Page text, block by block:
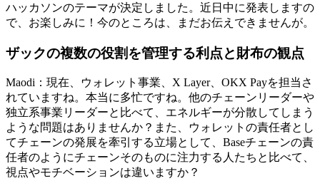
ハッカソンのテーマが決定しました。近日中に発表しますの
で、お楽しみに！今のところは、まだお伝えできませんが。
ザックの複数の役割を管理する利点と財布の観点
Maodi：現在、ウォレット事業、X Layer、OKX Payを担当さ
れていますね。本当に多忙ですね。他のチェーンリーダーや
独立系事業リーダーと比べて、エネルギーが分散してしまう
ような問題はありませんか？また、ウォレットの責任者とし
てチェーンの発展を牽引する立場として、Baseチェーンの責
任者のようにチェーンそのものに注力する人たちと比べて、
視点やモチベーションは違いますか？